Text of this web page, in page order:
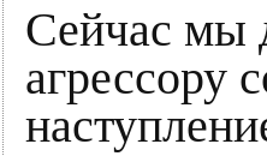
Сейчас мы
агрессору